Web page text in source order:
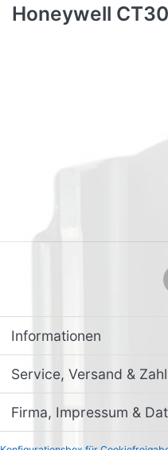
Honeywell
Informationen
Service, Versand &
Firma, Impressum &